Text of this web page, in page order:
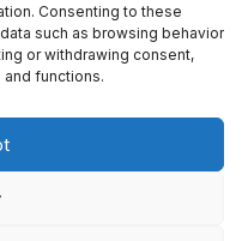
Consenting to these
such as browsing behavior
or withdrawing consent,
functions.